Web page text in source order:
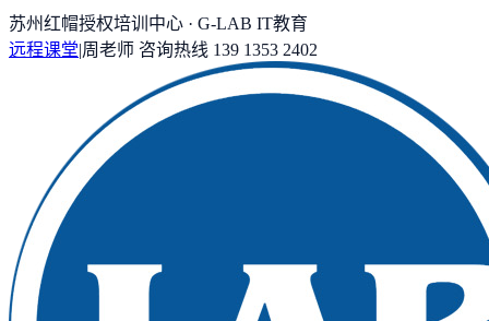
苏州红帽授权培训中心 · G-LAB IT教育
远程课堂|周老师 咨询热线 139 1353 2402